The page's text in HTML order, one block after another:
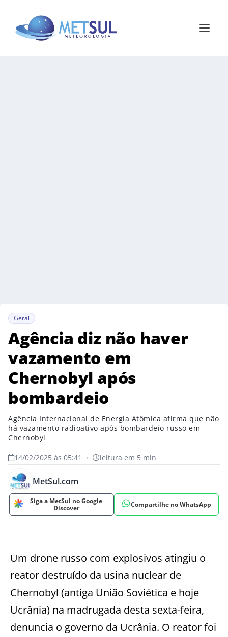
Geral
Agência diz não haver
vazamento em
Chernobyl após
bombardeio
Agência Internacional de Energia Atômica afirma que não
há vazamento radioativo após bombardeio russo em
Chernobyl
14/02/2025 às 05:41 • leitura em 5 min
MetSul.com
Siga a MetSul no Google
Discover
Compartilhe no WhatsApp
Um drone russo com explosivos atingiu o
reator destruído da usina nuclear de
Chernobyl (antiga União Soviética e hoje
Ucrânia) na madrugada desta sexta-feira,
denuncia o governo da Ucrânia. O reator foi